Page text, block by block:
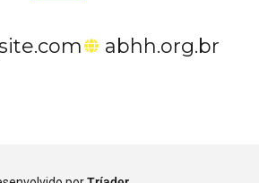
abhh.org.br